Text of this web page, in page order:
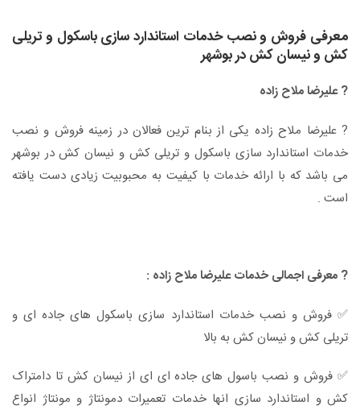
معرفی فروش و نصب خدمات استاندارد سازی باسکول و تریلی
کش و نیسان کش در بوشهر
? علیرضا ملاح زاده
? علیرضا ملاح زاده یکی از بنام ترین فعالان در زمینه فروش و نصب
خدمات استاندارد سازی باسکول و تریلی کش و نیسان کش در بوشهر
می باشد که با ارائه خدمات با کیفیت به محبوبیت زیادی دست یافته
است .
? معرفی اجمالی خدمات علیرضا ملاح زاده :
✅ فروش و نصب خدمات استاندارد سازی باسکول های جاده ای و
تریلی کش و نیسان کش به بالا
✅ فروش و نصب باسول های جاده ای ای از نیسان کش تا دامتراک
کش و استاندارد سازی انها خدمات تعمیرات دمونتاژ و مونتاژ انواع